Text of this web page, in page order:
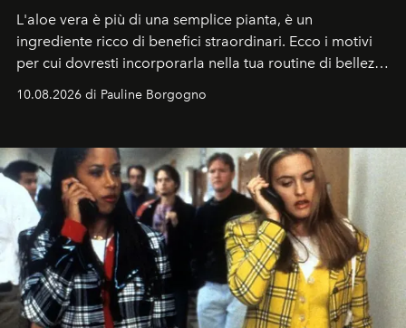
L'aloe vera è più di una semplice pianta, è un
ingrediente ricco di benefici straordinari. Ecco i motivi
per cui dovresti incorporarla nella tua routine di bellezza
10.08.2026 di Pauline Borgogno